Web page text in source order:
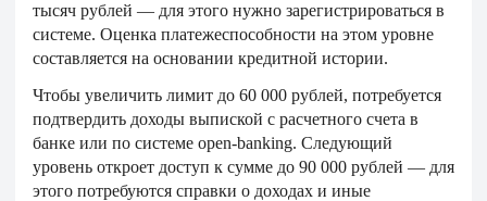
тысяч рублей — для этого нужно зарегистрироваться в
системе. Оценка платежеспособности на этом уровне
составляется на основании кредитной истории.
Чтобы увеличить лимит до 60 000 рублей, потребуется
подтвердить доходы выпиской с расчетного счета в
банке или по системе open-banking. Следующий
уровень откроет доступ к сумме до 90 000 рублей — для
этого потребуются справки о доходах и иные